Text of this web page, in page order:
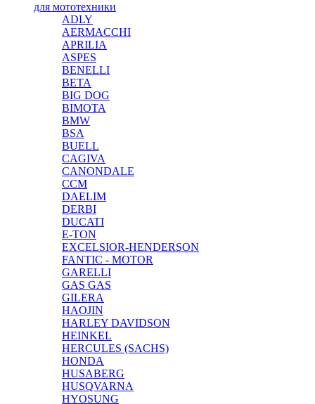
для мототехники
ADLY
AERMACCHI
APRILIA
ASPES
BENELLI
BETA
BIG DOG
BIMOTA
BMW
BSA
BUELL
CAGIVA
CANONDALE
CCM
DAELIM
DERBI
DUCATI
E-TON
EXCELSIOR-HENDERSON
FANTIC - MOTOR
GARELLI
GAS GAS
GILERA
HAOJIN
HARLEY DAVIDSON
HEINKEL
HERCULES (SACHS)
HONDA
HUSABERG
HUSQVARNA
HYOSUNG